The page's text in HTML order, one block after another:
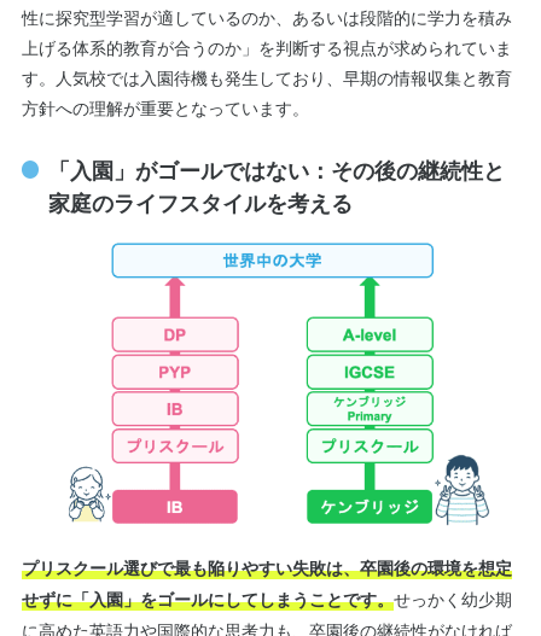
性に探究型学習が適しているのか、あるいは段階的に学力を積み
上げる体系的教育が合うのか」を判断する視点が求められていま
す。人気校では入園待機も発生しており、早期の情報収集と教育
方針への理解が重要となっています。
「入園」がゴールではない：その後の継続性と
家庭のライフスタイルを考える
プリスクール選びで最も陥りやすい失敗は、卒園後の環境を想定
せずに「入園」をゴールにしてしまうことです。せっかく幼少期
に高めた英語力や国際的な思考力も、卒園後の継続性がなければ